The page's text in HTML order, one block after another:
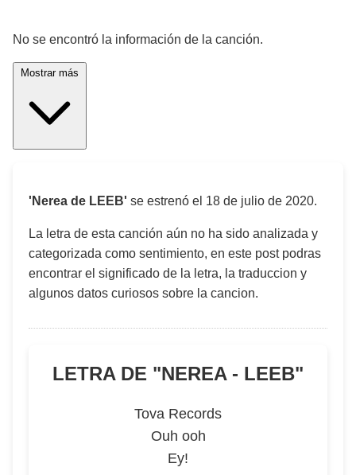
No se encontró la información de la canción.
'Nerea de LEEB' se estrenó el 18 de julio de 2020.
La letra de esta canción aún no ha sido analizada y
categorizada como sentimiento, en este post podras
encontrar el significado de la letra, la traduccion y
algunos datos curiosos sobre la cancion.
LETRA DE "NEREA - LEEB"
Tova Records
Ouh ooh
Ey!